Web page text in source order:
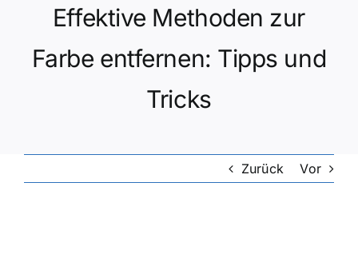
Effektive Methoden zur
Farbe entfernen: Tipps und
Tricks
Zurück Vor